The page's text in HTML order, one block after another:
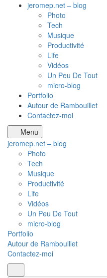
jeromep.net – blog
Photo
Tech
Musique
Productivité
Life
Vidéos
Un Peu De Tout
micro-blog
Portfolio
Autour de Rambouillet
Contactez-moi
Menu
jeromep.net – blog
Photo
Tech
Musique
Productivité
Life
Vidéos
Un Peu De Tout
micro-blog
Portfolio
Autour de Rambouillet
Contactez-moi